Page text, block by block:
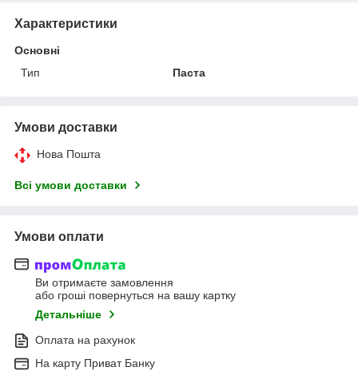
Характеристики
Основні
Тип
Паста
Умови доставки
Нова Пошта
Всі умови доставки
Умови оплати
Ви отримаєте замовлення
або гроші повернуться на вашу картку
Детальніше
Оплата на рахунок
На карту Приват Банку